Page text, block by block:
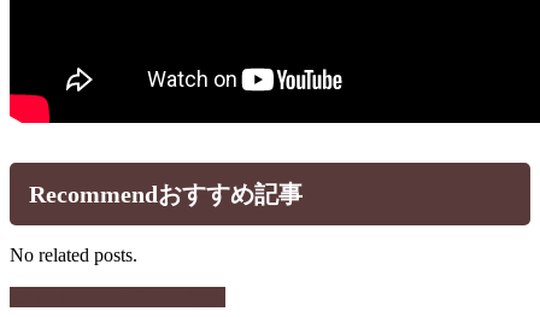
Recommendおすすめ記事
No related posts.